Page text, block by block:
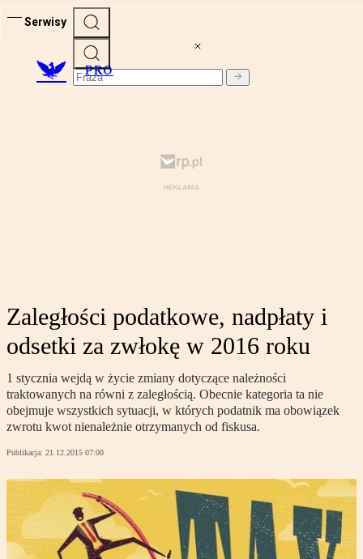
Serwisy
PRO
Zaległości podatkowe, nadpłaty i
odsetki za zwłokę w 2016 roku
1 stycznia wejdą w życie zmiany dotyczące należności
traktowanych na równi z zaległością. Obecnie kategoria ta nie
obejmuje wszystkich sytuacji, w których podatnik ma obowiązek
zwrotu kwot nienależnie otrzymanych od fiskusa.
Publikacja: 21.12.2015 07:00